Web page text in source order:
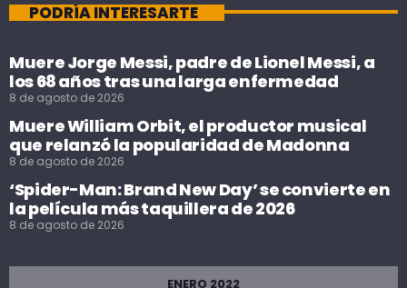
PODRÍA INTERESARTE
Muere Jorge Messi, padre de Lionel Messi, a
los 68 años tras una larga enfermedad
8 de agosto de 2026
Muere William Orbit, el productor musical
que relanzó la popularidad de Madonna
8 de agosto de 2026
‘Spider-Man: Brand New Day’ se convierte en
la película más taquillera de 2026
8 de agosto de 2026
ENERO 2022